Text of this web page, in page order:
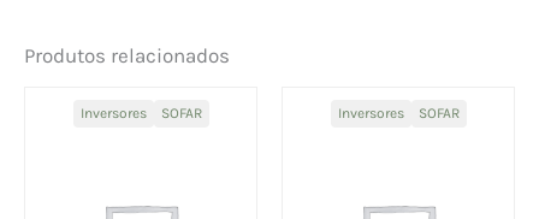
Produtos relacionados
Inversores SOFAR Inversores SOFAR